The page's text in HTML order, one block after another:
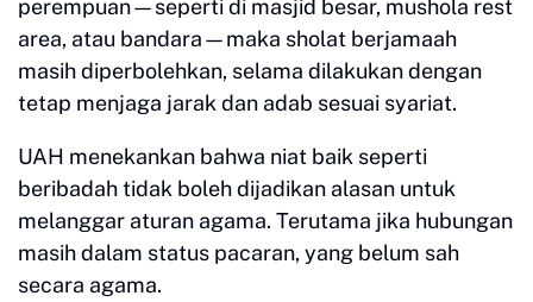
perempuan—seperti di masjid besar, mushola rest
area, atau bandara—maka sholat berjamaah
masih diperbolehkan, selama dilakukan dengan
tetap menjaga jarak dan adab sesuai syariat.
UAH menekankan bahwa niat baik seperti
beribadah tidak boleh dijadikan alasan untuk
melanggar aturan agama. Terutama jika hubungan
masih dalam status pacaran, yang belum sah
secara agama.